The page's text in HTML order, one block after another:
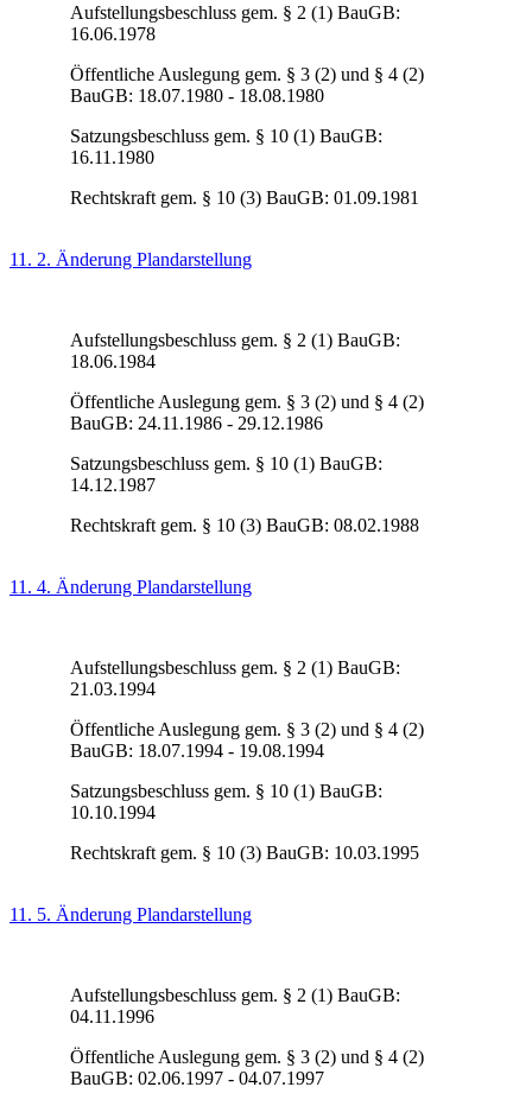
Aufstellungsbeschluss gem. § 2 (1) BauGB:
16.06.1978
Öffentliche Auslegung gem. § 3 (2) und § 4 (2)
BauGB: 18.07.1980 - 18.08.1980
Satzungsbeschluss gem. § 10 (1) BauGB:
16.11.1980
Rechtskraft gem. § 10 (3) BauGB: 01.09.1981
11. 2. Änderung Plandarstellung
Aufstellungsbeschluss gem. § 2 (1) BauGB:
18.06.1984
Öffentliche Auslegung gem. § 3 (2) und § 4 (2)
BauGB: 24.11.1986 - 29.12.1986
Satzungsbeschluss gem. § 10 (1) BauGB:
14.12.1987
Rechtskraft gem. § 10 (3) BauGB: 08.02.1988
11. 4. Änderung Plandarstellung
Aufstellungsbeschluss gem. § 2 (1) BauGB:
21.03.1994
Öffentliche Auslegung gem. § 3 (2) und § 4 (2)
BauGB: 18.07.1994 - 19.08.1994
Satzungsbeschluss gem. § 10 (1) BauGB:
10.10.1994
Rechtskraft gem. § 10 (3) BauGB: 10.03.1995
11. 5. Änderung Plandarstellung
Aufstellungsbeschluss gem. § 2 (1) BauGB:
04.11.1996
Öffentliche Auslegung gem. § 3 (2) und § 4 (2)
BauGB: 02.06.1997 - 04.07.1997